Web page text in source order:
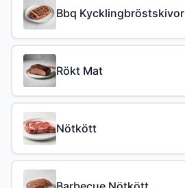
Bbq Kycklingbröstskivor
Rökt Mat
Nötkött